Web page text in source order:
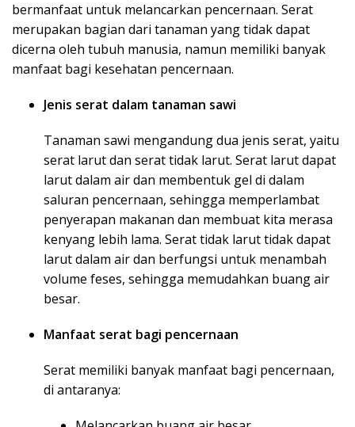
bermanfaat untuk melancarkan pencernaan. Serat
merupakan bagian dari tanaman yang tidak dapat
dicerna oleh tubuh manusia, namun memiliki banyak
manfaat bagi kesehatan pencernaan.
Jenis serat dalam tanaman sawi
Tanaman sawi mengandung dua jenis serat, yaitu
serat larut dan serat tidak larut. Serat larut dapat
larut dalam air dan membentuk gel di dalam
saluran pencernaan, sehingga memperlambat
penyerapan makanan dan membuat kita merasa
kenyang lebih lama. Serat tidak larut tidak dapat
larut dalam air dan berfungsi untuk menambah
volume feses, sehingga memudahkan buang air
besar.
Manfaat serat bagi pencernaan
Serat memiliki banyak manfaat bagi pencernaan,
di antaranya: